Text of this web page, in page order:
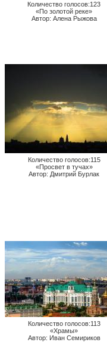
Количество голосов:123
«По золотой реке»
Автор: Алена Рыжова
Количество голосов:115
«Просвет в тучах»
Автор: Дмитрий Бурлак
Количество голосов:113
«Храмы»
Автор: Иван Семириков